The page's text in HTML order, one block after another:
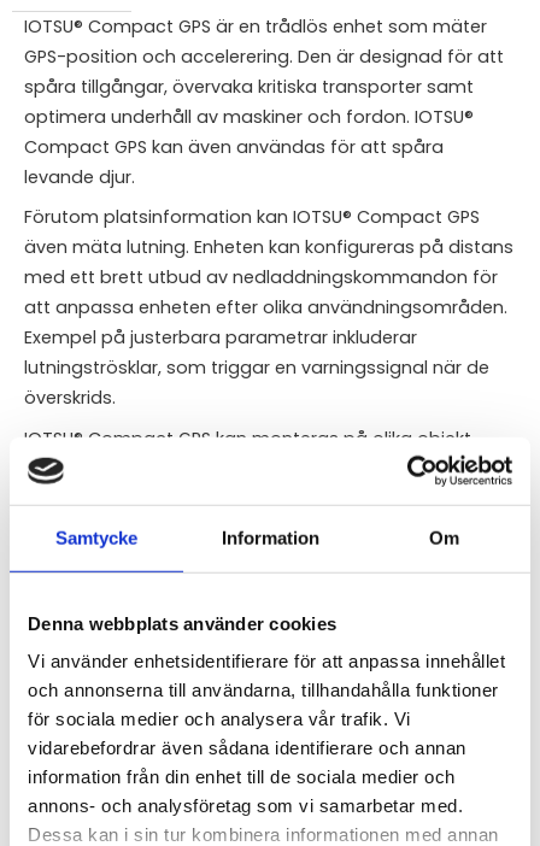
Samtycke Information Om
Denna webbplats använder cookies
Vi använder enhetsidentifierare för att anpassa innehållet
och annonserna till användarna, tillhandahålla funktioner
för sociala medier och analysera vår trafik. Vi
vidarebefordrar även sådana identifierare och annan
information från din enhet till de sociala medier och
annons- och analysföretag som vi samarbetar med.
Dessa kan i sin tur kombinera informationen med annan
IOTSU® Compact GPS är en trådlös enhet som mäter
GPS-position och accelerering. Den är designad för att
spåra tillgångar, övervaka kritiska transporter samt
optimera underhåll av maskiner och fordon. IOTSU®
Compact GPS kan även användas för att spåra
levande djur.
Förutom platsinformation kan IOTSU® Compact GPS
även mäta lutning. Enheten kan konfigureras på distans
med ett brett utbud av nedladdningskommandon för
att anpassa enheten efter olika användningsområden.
Exempel på justerbara parametrar inkluderar
lutningströsklar, som triggar en varningssignal när de
överskrids.
IOTSU® Compact GPS kan monteras på olika objekt,
som leveranspaket, containrar, fordon, halsband eller
ett industrikvalitetsfodral som är motståndskraftigt
GPS
Lutning
TEKNISKA SPECIFIKATIONER:
Mått: 96,5 x 59 x 25,5 mm
Vikt: 124 g med batteri
Sensorer: GPS, acceleration